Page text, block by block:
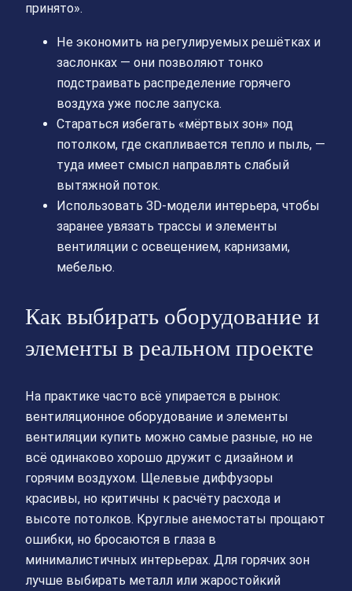
принято».
Не экономить на регулируемых решётках и
заслонках — они позволяют тонко
подстраивать распределение горячего
воздуха уже после запуска.
Стараться избегать «мёртвых зон» под
потолком, где скапливается тепло и пыль, —
туда имеет смысл направлять слабый
вытяжной поток.
Использовать 3D-модели интерьера, чтобы
заранее увязать трассы и элементы
вентиляции с освещением, карнизами,
мебелью.
Как выбирать оборудование и
элементы в реальном проекте
На практике часто всё упирается в рынок:
вентиляционное оборудование и элементы
вентиляции купить можно самые разные, но не
всё одинаково хорошо дружит с дизайном и
горячим воздухом. Щелевые диффузоры
красивы, но критичны к расчёту расхода и
высоте потолков. Круглые анемостаты прощают
ошибки, но бросаются в глаза в
минималистичных интерьерах. Для горячих зон
лучше выбирать металл или жаростойкий